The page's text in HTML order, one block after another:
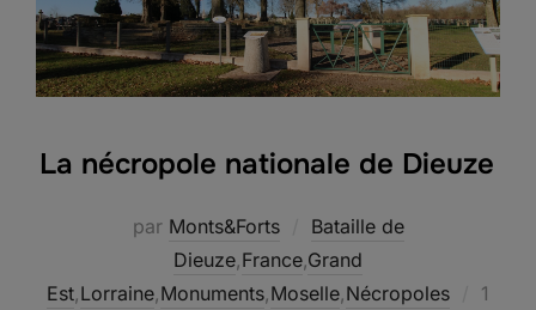
La nécropole nationale de Dieuze
par Monts&Forts
Bataille de
Dieuze,France,Grand
Est,Lorraine,Monuments,Moselle,Nécropoles
Publié
1